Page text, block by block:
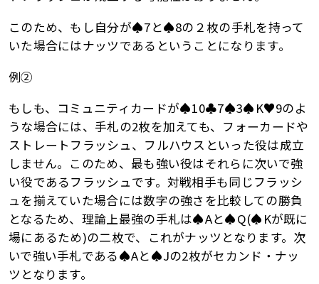
このため、もし自分が♠7と♠8の２枚の手札を持って
いた場合にはナッツであるということになります。
例②
もしも、コミュニティカードが♠︎10♣︎7♠︎3♠︎K♥9のよ
うな場合には、手札の2枚を加えても、フォーカードや
ストレートフラッシュ、フルハウスといった役は成立
しません。このため、最も強い役はそれらに次いで強
い役であるフラッシュです。対戦相手も同じフラッシ
ュを揃えていた場合には数字の強さを比較しての勝負
となるため、理論上最強の手札は♠Aと♠Q(♠Kが既に
場にあるため)の二枚で、これがナッツとなります。次
いで強い手札である♠Aと♠Jの2枚がセカンド・ナッ
ツとなります。